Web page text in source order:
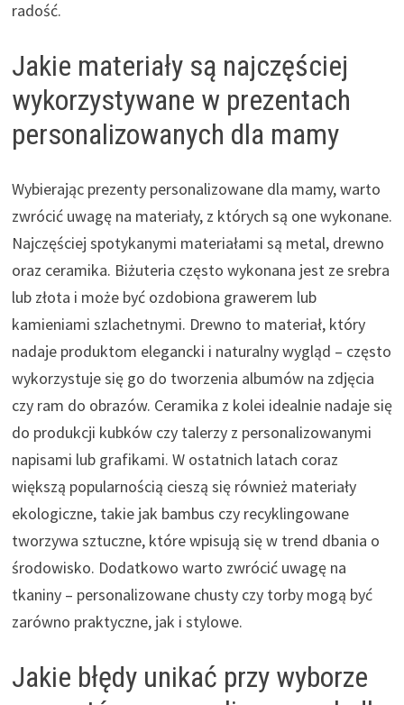
radość.
Jakie materiały są najczęściej
wykorzystywane w prezentach
personalizowanych dla mamy
Wybierając prezenty personalizowane dla mamy, warto
zwrócić uwagę na materiały, z których są one wykonane.
Najczęściej spotykanymi materiałami są metal, drewno
oraz ceramika. Biżuteria często wykonana jest ze srebra
lub złota i może być ozdobiona grawerem lub
kamieniami szlachetnymi. Drewno to materiał, który
nadaje produktom elegancki i naturalny wygląd – często
wykorzystuje się go do tworzenia albumów na zdjęcia
czy ram do obrazów. Ceramika z kolei idealnie nadaje się
do produkcji kubków czy talerzy z personalizowanymi
napisami lub grafikami. W ostatnich latach coraz
większą popularnością cieszą się również materiały
ekologiczne, takie jak bambus czy recyklingowane
tworzywa sztuczne, które wpisują się w trend dbania o
środowisko. Dodatkowo warto zwrócić uwagę na
tkaniny – personalizowane chusty czy torby mogą być
zarówno praktyczne, jak i stylowe.
Jakie błędy unikać przy wyborze